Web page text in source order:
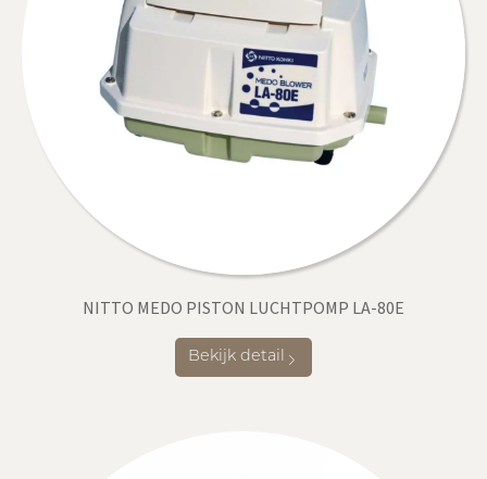
NITTO MEDO PISTON LUCHTPOMP LA-80E
Bekijk detail